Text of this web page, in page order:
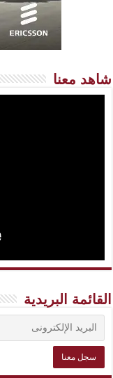
شاهد معنا
القائمة البريدية